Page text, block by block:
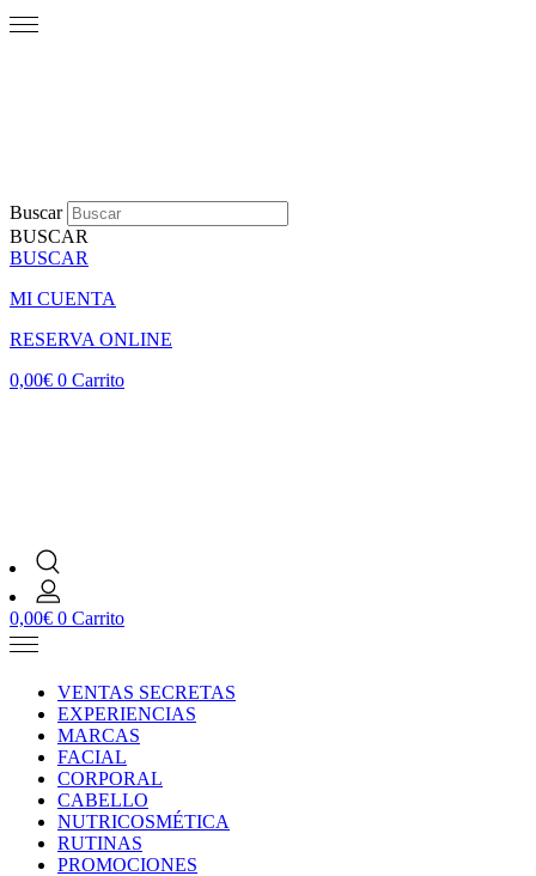
Buscar
BUSCAR
BUSCAR
MI CUENTA
RESERVA ONLINE
0,00€ 0 Carrito
0,00€ 0 Carrito
VENTAS SECRETAS
EXPERIENCIAS
MARCAS
FACIAL
CORPORAL
CABELLO
NUTRICOSMÉTICA
RUTINAS
PROMOCIONES